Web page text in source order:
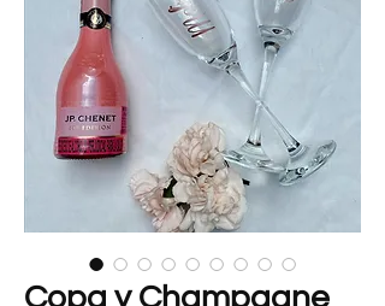
Copa y Champagne